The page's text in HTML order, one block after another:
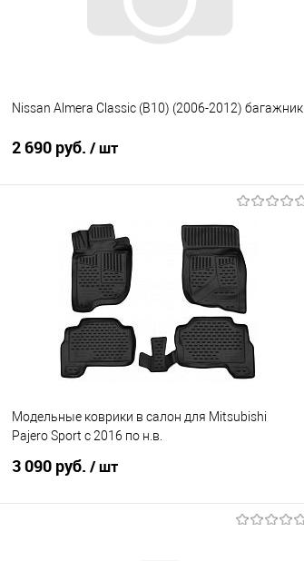
Nissan Almera Classic (B10) (2006-2012) багажник
2 690 руб. / шт
В корзину
Купить в 1 клик
Сравнение
В избранное
Под заказ
Модельные коврики в салон для Mitsubishi
Pajero Sport с 2016 по н.в.
3 090 руб. / шт